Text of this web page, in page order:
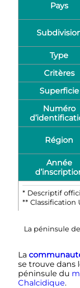
Pays
Type
Critères
Superficie
Numéro
Région
Année
* Descriptif
** Classification
La péninsule
La
se trouve dans
péninsule du
Chalcidique.